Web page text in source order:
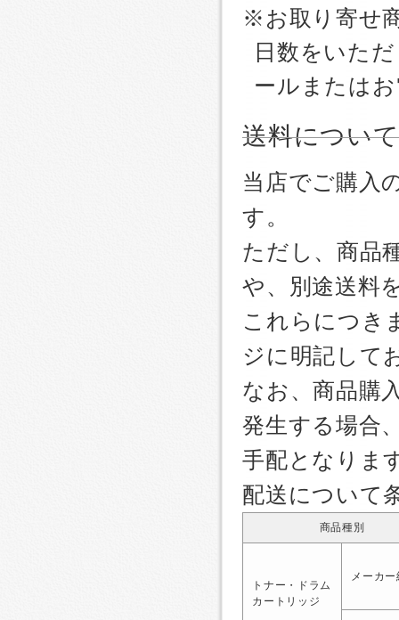
※お取り寄せ
日数をいた
ールまたは
送料について
当店でご購入
す。
ただし、商品
や、別途送料
これらにつき
ジに明記して
なお、商品購
発生する場合
手配となりま
配送について
商品種別
トナー・ドラム
カートリッジ
メーカ